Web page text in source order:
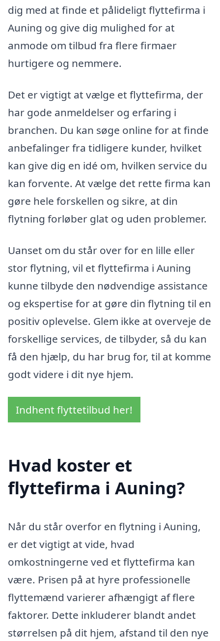
dig med at finde et pålideligt flyttefirma i
Auning og give dig mulighed for at
anmode om tilbud fra flere firmaer
hurtigere og nemmere.
Det er vigtigt at vælge et flyttefirma, der
har gode anmeldelser og erfaring i
branchen. Du kan søge online for at finde
anbefalinger fra tidligere kunder, hvilket
kan give dig en idé om, hvilken service du
kan forvente. At vælge det rette firma kan
gøre hele forskellen og sikre, at din
flytning forløber glat og uden problemer.
Uanset om du står over for en lille eller
stor flytning, vil et flyttefirma i Auning
kunne tilbyde den nødvendige assistance
og ekspertise for at gøre din flytning til en
positiv oplevelse. Glem ikke at overveje de
forskellige services, de tilbyder, så du kan
få den hjælp, du har brug for, til at komme
godt videre i dit nye hjem.
Indhent flyttetilbud her!
Hvad koster et
flyttefirma i Auning?
Når du står overfor en flytning i Auning,
er det vigtigt at vide, hvad
omkostningerne ved et flyttefirma kan
være. Prisen på at hyre professionelle
flyttemænd varierer afhængigt af flere
faktorer. Dette inkluderer blandt andet
størrelsen på dit hjem, afstand til den nye